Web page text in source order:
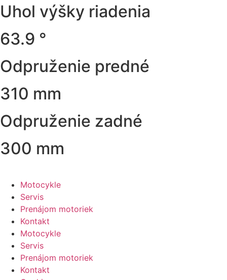
Uhol výšky riadenia
63.9 °
Odpruženie predné
310 mm
Odpruženie zadné
300 mm
Motocykle
Servis
Prenájom motoriek
Kontakt
Motocykle
Servis
Prenájom motoriek
Kontakt